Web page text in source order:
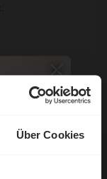
Über Cookies
Angaben